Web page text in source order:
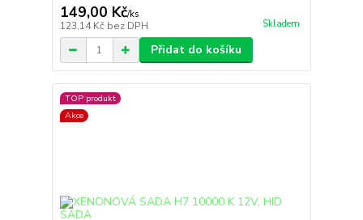
149,00 Kč/ks
123,14 Kč bez DPH Skladem
Přidat do košíku
TOP produkt
Akce